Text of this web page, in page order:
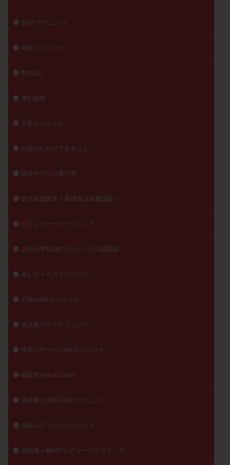
俵IVFクリニック
内田クリニック
卵の話し
厚仁病院
大島クリニック
妊娠のためにできること
妊活サプリの選び方
妊活基礎講座＜基礎体温表解説編＞
山下レディースクリニック
山形大手町ARTクリニック川越医院
峯レディースクリニック
広島HARTクリニック
明大前アートクリニック
松本レディースIVFクリニック
桂駅前 Mihara Clinic
泌尿器と男性不妊のクリニック
浅田レディースクリニック
湘南茅ヶ崎ARTレディースクリニック